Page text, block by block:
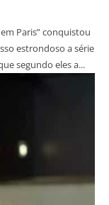
Paris” conquistou
segundo eles a...